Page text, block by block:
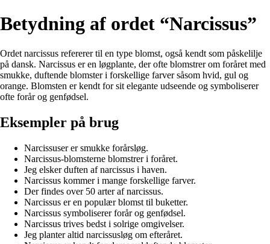
Betydning af ordet “Narcissus”
Ordet narcissus refererer til en type blomst, også kendt som påskelilje
på dansk. Narcissus er en løgplante, der ofte blomstrer om foråret med
smukke, duftende blomster i forskellige farver såsom hvid, gul og
orange. Blomsten er kendt for sit elegante udseende og symboliserer
ofte forår og genfødsel.
Eksempler på brug
Narcissuser er smukke forårsløg.
Narcissus-blomsterne blomstrer i foråret.
Jeg elsker duften af narcissus i haven.
Narcissus kommer i mange forskellige farver.
Der findes over 50 arter af narcissus.
Narcissus er en populær blomst til buketter.
Narcissus symboliserer forår og genfødsel.
Narcissus trives bedst i solrige omgivelser.
Jeg planter altid narcissusløg om efteråret.